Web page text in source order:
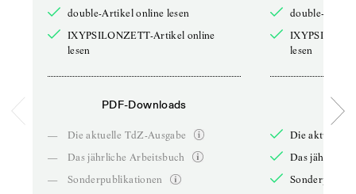
double-Artikel online lesen
IXYPSILONZETT-Artikel online
lesen
PDF-Downloads
—
Die aktuelle TdZ-Ausgabe
—
Das jährliche Arbeitsbuch
—
Sonderpublikationen
double-
lesen
Die aktuelle
Das jährliche